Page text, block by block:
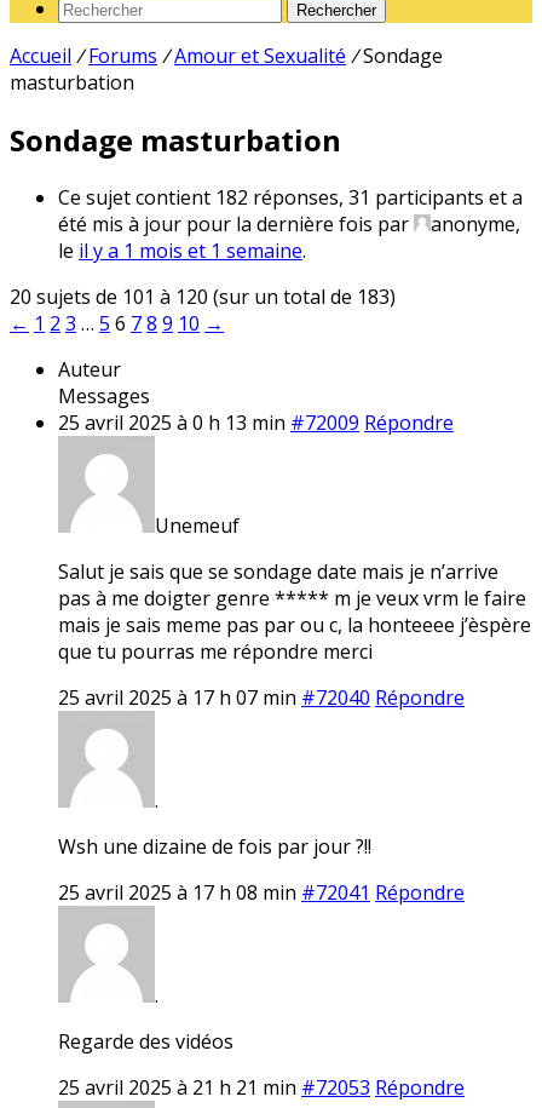
Rechercher
Accueil / Forums /Amour et Sexualité /Sondage
masturbation
Sondage masturbation
Ce sujet contient 182 réponses, 31 participants et a
été mis à jour pour la dernière fois par
anonyme,
le il y a 1 mois et 1 semaine.
20 sujets de 101 à 120 (sur un total de 183)
← 1 2 3 … 5 6 78 9 10 →
Auteur
Messages
25 avril 2025 à 0 h 13 min #72009 Répondre
Unemeuf
Salut je sais que se sondage date mais je n’arrive
pas à me doigter genre ***** m je veux vrm le faire
mais je sais meme pas par ou c, la honteeee j’èspère
que tu pourras me répondre merci
25 avril 2025 à 17 h 07 min #72040 Répondre
.
Wsh une dizaine de fois par jour ?!!
25 avril 2025 à 17 h 08 min #72041 Répondre
.
Regarde des vidéos
25 avril 2025 à 21 h 21 min #72053 Répondre